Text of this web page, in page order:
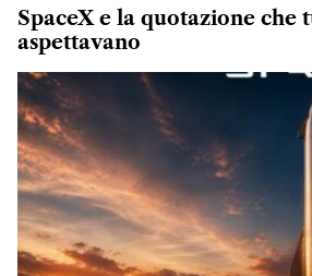
SpaceX e la quotazione che
aspettavano